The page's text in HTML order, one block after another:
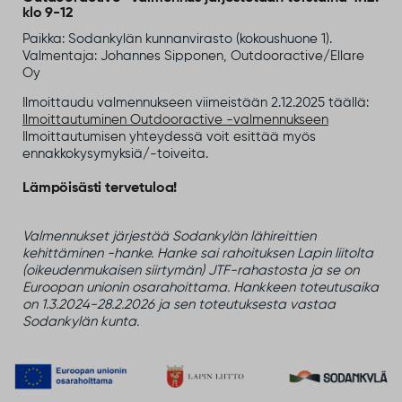
klo 9-12
Paikka: Sodankylän kunnanvirasto (kokoushuone 1).
Valmentaja: Johannes Sipponen, Outdooractive/Ellare
Oy
Ilmoittaudu valmennukseen viimeistään 2.12.2025 täällä:
Ilmoittautuminen Outdooractive -valmennukseen
Ilmoittautumisen yhteydessä voit esittää myös
ennakkokysymyksiä/-toiveita.
Lämpöisästi tervetuloa!
Valmennukset järjestää Sodankylän lähireittien
kehittäminen -hanke. Hanke sai rahoituksen Lapin liitolta
(oikeudenmukaisen siirtymän) JTF-rahastosta ja se on
Euroopan unionin osarahoittama. Hankkeen toteutusaika
on 1.3.2024-28.2.2026 ja sen toteutuksesta vastaa
Sodankylän kunta.